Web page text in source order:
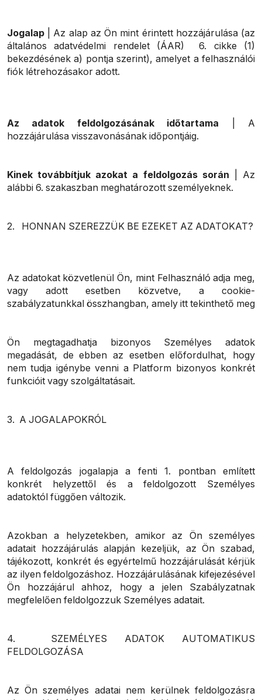
Jogalap | Az alap az Ön mint érintett hozzájárulása (az
általános adatvédelmi rendelet (ÁAR) 6. cikke (1)
bekezdésének a) pontja szerint), amelyet a felhasználói
fiók létrehozásakor adott.
Az adatok feldolgozásának időtartama | A
hozzájárulása visszavonásának időpontjáig.
Kinek továbbítjuk azokat a feldolgozás során | Az
alábbi 6. szakaszban meghatározott személyeknek.
2. HONNAN SZEREZZÜK BE EZEKET AZ ADATOKAT?
Az adatokat közvetlenül Ön, mint Felhasználó adja meg,
vagy adott esetben közvetve, a cookie-
szabályzatunkkal összhangban, amely itt tekinthető meg
Ön megtagadhatja bizonyos Személyes adatok
megadását, de ebben az esetben előfordulhat, hogy
nem tudja igénybe venni a Platform bizonyos konkrét
funkcióit vagy szolgáltatásait.
3. A JOGALAPOKRÓL
A feldolgozás jogalapja a fenti 1. pontban említett
konkrét helyzettől és a feldolgozott Személyes
adatoktól függően változik.
Azokban a helyzetekben, amikor az Ön személyes
adatait hozzájárulás alapján kezeljük, az Ön szabad,
tájékozott, konkrét és egyértelmű hozzájárulását kérjük
az ilyen feldolgozáshoz. Hozzájárulásának kifejezésével
Ön hozzájárul ahhoz, hogy a jelen Szabályzatnak
megfelelően feldolgozzuk Személyes adatait.
4. SZEMÉLYES ADATOK AUTOMATIKUS
FELDOLGOZÁSA
Az Ön személyes adatai nem kerülnek feldolgozásra